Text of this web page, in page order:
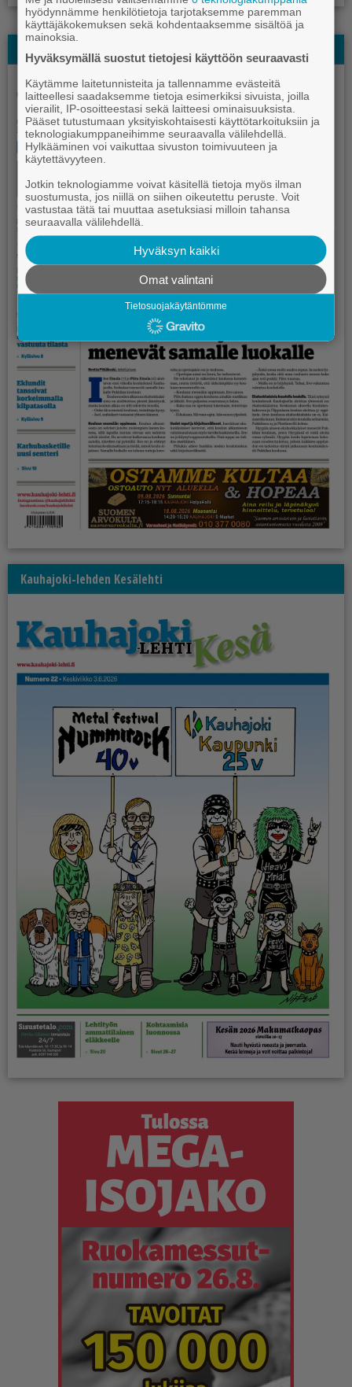
Näköislehti
Kauhajoki-lehden Kesälehti
hyödynnämme henkilötietoja tarjotaksemme paremman
käyttäjäkokemuksen sekä kohdentaaksemme sisältöä ja
mainoksia.
Hyväksymällä suostut tietojesi käyttöön seuraavasti
Käytämme laitetunnisteita ja tallennamme evästeitä
laitteellesi saadaksemme tietoja esimerkiksi sivuista, joilla
vierailit, IP-osoitteestasi sekä laitteesi ominaisuuksista.
Pääset tutustumaan yksityiskohtaisesti käyttötarkoituksiin ja
teknologiakumppaneihimme seuraavalla välilehdellä.
Hylkääminen voi vaikuttaa sivuston toimivuuteen ja
käytettävyyteen.
Jotkin teknologiamme voivat käsitellä tietoja myös ilman
suostumusta, jos niillä on siihen oikeutettu peruste. Voit
vastustaa tätä tai muuttaa asetuksiasi milloin tahansa
seuraavalla välilehdellä.
Hyväksyn kaikki
Omat valintani
Tietosuojakäytäntömme